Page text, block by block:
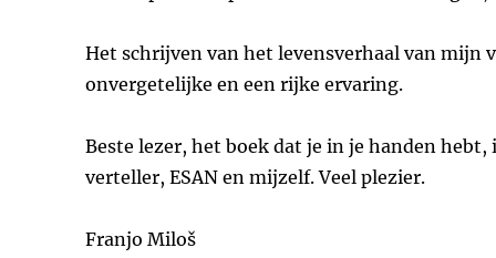
Het schrijven van het levensverhaal van mijn
onvergetelijke en een rijke ervaring.
Beste lezer, het boek dat je in je handen
verteller, ESAN en mijzelf. Veel plezier.
Franjo Miloš